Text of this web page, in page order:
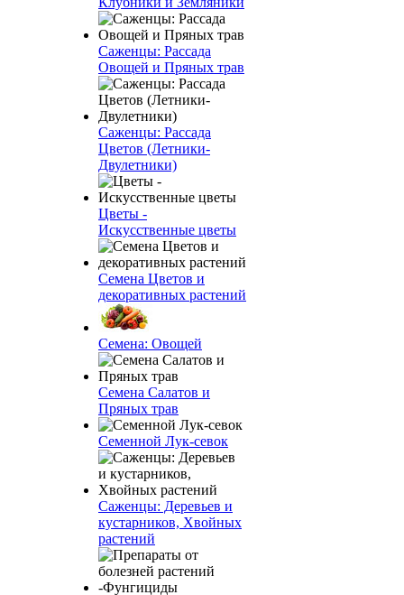
Саженцы: Рассада
Овощей и Пряных трав
Саженцы: Рассада
Цветов (Летники-
Двулетники)
Цветы -
Искусственные цветы
Семена Цветов и
декоративных растений
Семена: Овощей
Семена Салатов и
Пряных трав
Семенной Лук-севок
Саженцы: Деревьев и
кустарников, Хвойных
растений